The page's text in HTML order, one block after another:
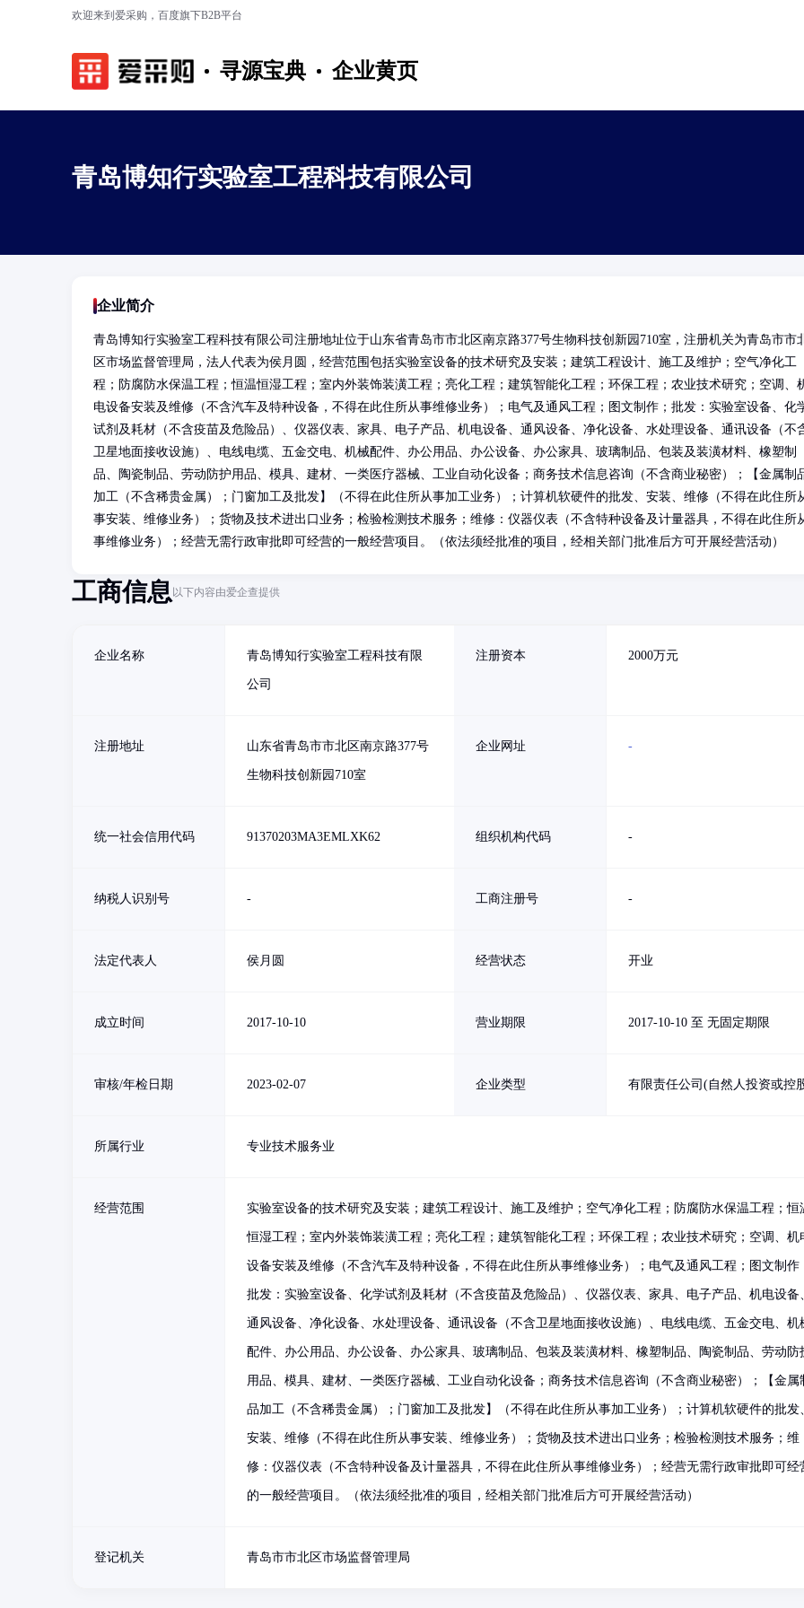
欢迎来到爱采购，百度旗下B2B平台
寻源宝典 企业黄页
青岛博知行实验室工程科技有限公司
企业简介
青岛博知行实验室工程科技有限公司注册地址位于山东省青岛市市北区南京路377号生物科技创新园710室，注册机关为青岛市市
区市场监督管理局，法人代表为侯月圆，经营范围包括实验室设备的技术研究及安装；建筑工程设计、施工及维护；空气净化工
程；防腐防水保温工程；恒温恒湿工程；室内外装饰装潢工程；亮化工程；建筑智能化工程；环保工程；农业技术研究；空调、
电设备安装及维修（不含汽车及特种设备，不得在此住所从事维修业务）；电气及通风工程；图文制作；批发：实验室设备、化
试剂及耗材（不含疫苗及危险品）、仪器仪表、家具、电子产品、机电设备、通风设备、净化设备、水处理设备、通讯设备（不
卫星地面接收设施）、电线电缆、五金交电、机械配件、办公用品、办公设备、办公家具、玻璃制品、包装及装潢材料、橡塑制
品、陶瓷制品、劳动防护用品、模具、建材、一类医疗器械、工业自动化设备；商务技术信息咨询（不含商业秘密）；【金属制
加工（不含稀贵金属）；门窗加工及批发】（不得在此住所从事加工业务）；计算机软硬件的批发、安装、维修（不得在此住所
事安装、维修业务）；货物及技术进出口业务；检验检测技术服务；维修：仪器仪表（不含特种设备及计量器具，不得在此住所
事维修业务）；经营无需行政审批即可经营的一般经营项目。（依法须经批准的项目，经相关部门批准后方可开展经营活动）
工商信息以下内容由爱企查提供
企业名称 青岛博知行实验室工程科技有限
公司
注册资本 2000万元
注册地址 山东省青岛市市北区南京路377号
生物科技创新园710室
企业网址 -
统一社会信用代码 91370203MA3EMLXK62 组织机构代码 -
纳税人识别号 - 工商注册号 -
法定代表人 侯月圆 经营状态 开业
成立时间 2017-10-10 营业期限 2017-10-10 至 无固定期限
审核/年检日期 2023-02-07 企业类型 有限责任公司(自然人投资或控
所属行业 专业技术服务业
经营范围 实验室设备的技术研究及安装；建筑工程设计、施工及维护；空气净化工程；防腐防水保温工程；恒
恒湿工程；室内外装饰装潢工程；亮化工程；建筑智能化工程；环保工程；农业技术研究；空调、机
设备安装及维修（不含汽车及特种设备，不得在此住所从事维修业务）；电气及通风工程；图文制作
批发：实验室设备、化学试剂及耗材（不含疫苗及危险品）、仪器仪表、家具、电子产品、机电设备
通风设备、净化设备、水处理设备、通讯设备（不含卫星地面接收设施）、电线电缆、五金交电、机
配件、办公用品、办公设备、办公家具、玻璃制品、包装及装潢材料、橡塑制品、陶瓷制品、劳动防
用品、模具、建材、一类医疗器械、工业自动化设备；商务技术信息咨询（不含商业秘密）；【金属
品加工（不含稀贵金属）；门窗加工及批发】（不得在此住所从事加工业务）；计算机软硬件的批发
安装、维修（不得在此住所从事安装、维修业务）；货物及技术进出口业务；检验检测技术服务；维
修：仪器仪表（不含特种设备及计量器具，不得在此住所从事维修业务）；经营无需行政审批即可经
的一般经营项目。（依法须经批准的项目，经相关部门批准后方可开展经营活动）
登记机关 青岛市市北区市场监督管理局